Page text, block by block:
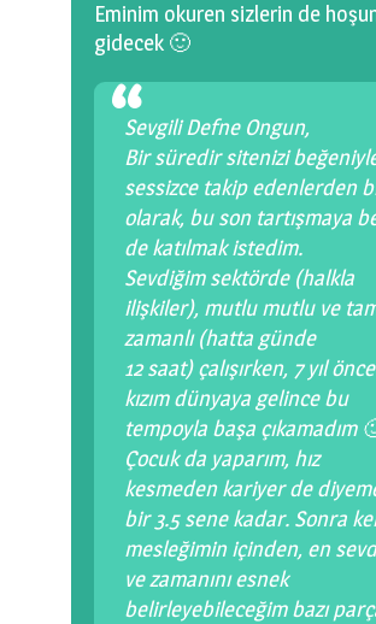
Eminim okuren sizlerin de
gidecek 🙂
Sevgili Defne Ongun,
Bir süredir sitenizi
sessizce takip edenlerden
olarak, bu son tartışmaya
de katılmak istedim.
Sevdiğim sektörde (halkla
ilişkiler), mutlu mutlu ve
zamanlı (hatta günde
12 saat) çalışırken, 7 yıl önce
kızım dünyaya gelince bu
tempoyla başa çıkamadım
Çocuk da yaparım, hız
kesmeden kariyer de
bir 3.5 sene kadar. Sonra
mesleğimin içinden, en
ve zamanını esnek
belirleyebileceğim bazı